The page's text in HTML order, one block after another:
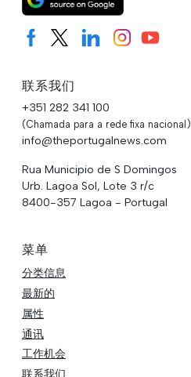
联系我们
+351 282 341 100
(Chamada para a rede fixa nacional)
info@theportugalnews.com
Rua Municipio de S Domingos
Urb. Lagoa Sol, Lote 3 r/c
8400-357 Lagoa - Portugal
菜单
分类信息
最新的
属性
通讯
工作机会
联系我们